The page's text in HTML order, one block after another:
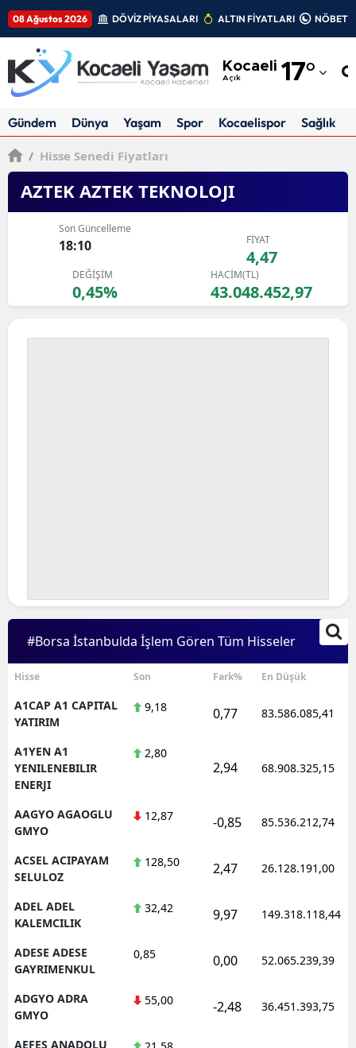
08 Ağustos 2026 DÖVİZ PİYASALARI ALTIN FİYATLARI
Kocaeli
Açık 17°
Adıyaman
Ankara
Antalya
Artvin
Aydın
Balıkesir
Çankırı
Çorum
Denizli
Elazığ
Erzurum
Eskişehir
Gümüşhane
Gündem Dünya Yaşam Spor Kocaelispor Sağlık
/ Hisse Senedi Fiyatları
AZTEK AZTEK TEKNOLOJI
Son Güncelleme
18:10 FİYAT
4,47
DEĞİŞİM
0,45%
HACİM(TL)
43.048.452,97
#Borsa İstanbulda İşlem Gören Tüm Hisseler
Hisse Son Fark% En Düşük
A1CAP A1 CAPITAL
YATIRIM
9,18 0,77 83.586.085,41
A1YEN A1
YENILENEBILIR
ENERJI
2,80
2,94 68.908.325,15
AAGYO AGAOGLU
GMYO
12,87 -0,85 85.536.212,74
ACSEL ACIPAYAM
SELULOZ
128,50 2,47 26.128.191,00
ADEL ADEL
KALEMCILIK
32,42 9,97 149.318.118,44
ADESE ADESE
GAYRIMENKUL
0,85 0,00 52.065.239,39
ADGYO ADRA
GMYO
55,00 -2,48 36.451.393,75
AEFES ANADOLU